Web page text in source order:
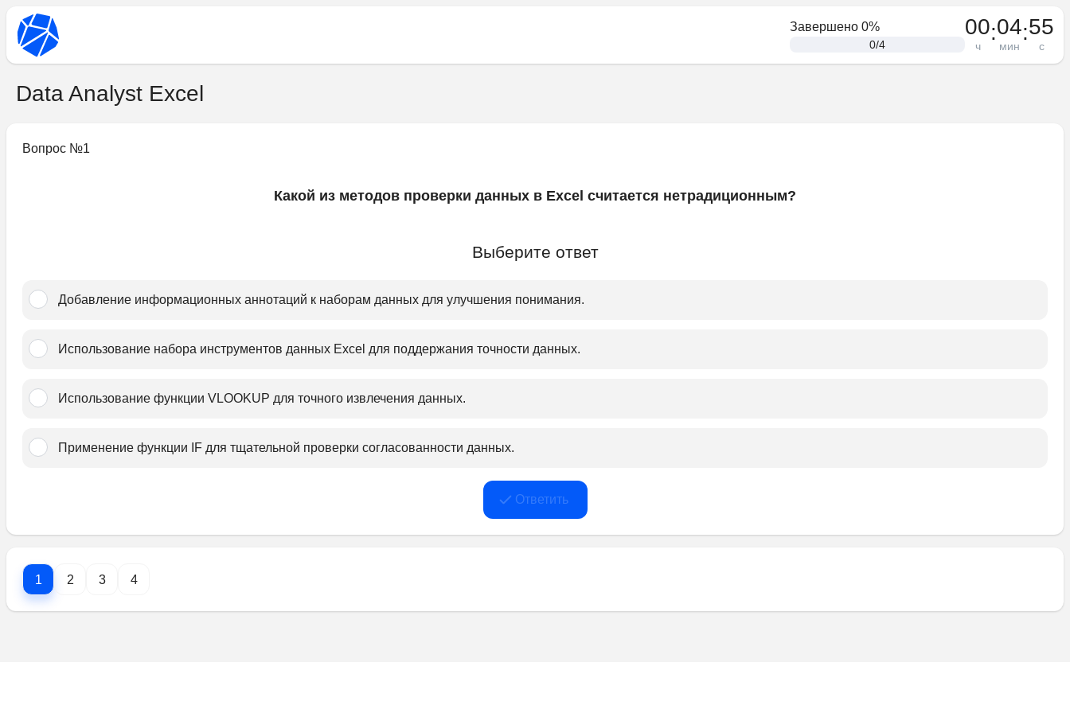
Завершено 0%
0/4
00
ч
:04
мин
:55
с
Data Analyst Excel
Вопрос №1
Какой из методов проверки данных в Excel считается нетрадиционным?
Выберите ответ
Добавление информационных аннотаций к наборам данных для улучшения понимания.
Использование набора инструментов данных Excel для поддержания точности данных.
Использование функции VLOOKUP для точного извлечения данных.
Применение функции IF для тщательной проверки согласованности данных.
Ответить
1 2 3 4